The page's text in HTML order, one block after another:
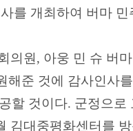
를 개최하여 버마
의원 , 아웅 민 슈 버
해준 것에 감사인사
할 것이다. 군정으로
김대중평화센터를